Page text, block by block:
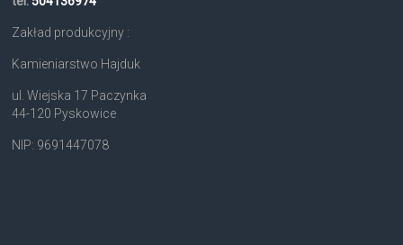
Zakład produkcyjny :
Kamieniarstwo Hajduk
ul. Wiejska 17 Paczynka
44-120 Pyskowice
NIP: 9691447078